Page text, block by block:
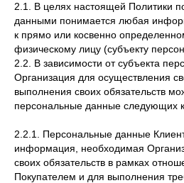
2.1. В целях настоящей Политики
данными понимается любая
к прямо или косвенно
физическому лицу (субъекту
2.2. В зависимости от субъекта
Организация для осуществления
выполнения своих обязательств
персональные данные следующих
2.2.1. Персональные данные
информация, необходимая
своих обязательств в рамках
Покупателем и для выполнения